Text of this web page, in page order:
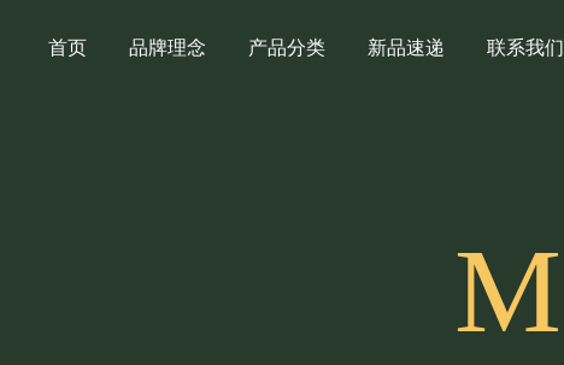
首页 品牌理念 产品分类 新品速递 联系我们
M